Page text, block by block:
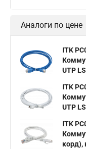
Аналоги по цене
ITK
UTP
ITK
UTP
ITK
корд),